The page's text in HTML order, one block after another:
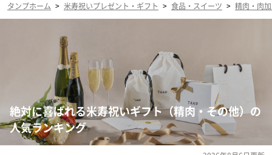
タンプホーム > 米寿祝いプレゼント・ギフト > 食品・スイーツ > 精肉・肉
絶対に喜ばれる米寿祝いギフト（精肉・その他）の
人気ランキング